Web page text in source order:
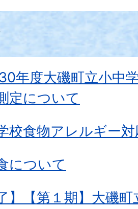
年度大磯町立小中
定について
校食物アレルギー
について
】【第１期】大磯